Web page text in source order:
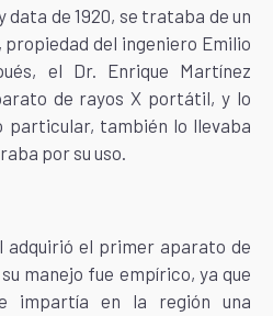
de 1920, se trataba de un
del ingeniero Emilio
el Dr. Enrique Martínez
de rayos X portátil, y lo
particular, también lo llevaba
por su uso.
adquirió el primer aparato de
manejo fue empírico, ya que
impartía en la región una